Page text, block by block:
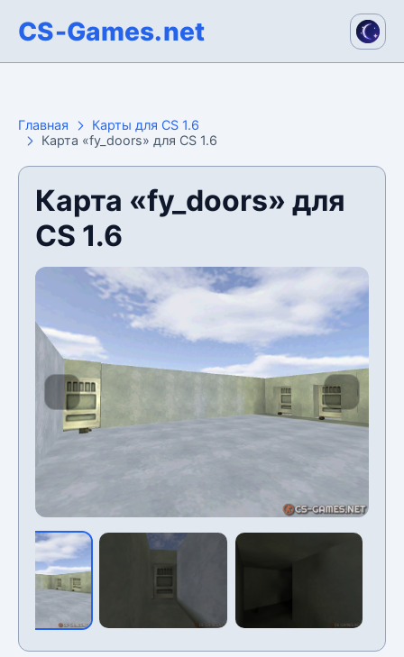
CS-Games.net
Главная
Карты для CS 1.6
Карта «fy_doors» для CS 1.6
Карта «fy_doors» для
CS 1.6